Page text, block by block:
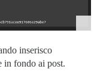
inserisco
in fondo ai post.